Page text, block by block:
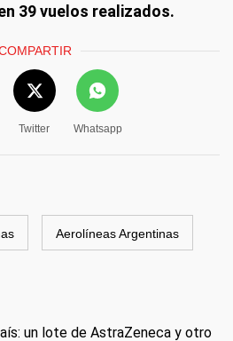
39 vuelos realizados.
Twitter Whatsapp
Aerolíneas Argentinas
un lote de AstraZeneca y otro